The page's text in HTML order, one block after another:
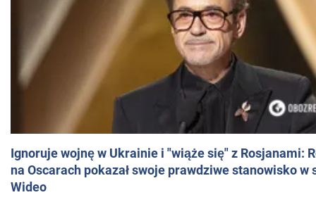
Ignoruje wojnę w Ukrainie i "wiąże się" z Rosjanami:
na Oscarach pokazał swoje prawdziwe stanowisko w
Wideo